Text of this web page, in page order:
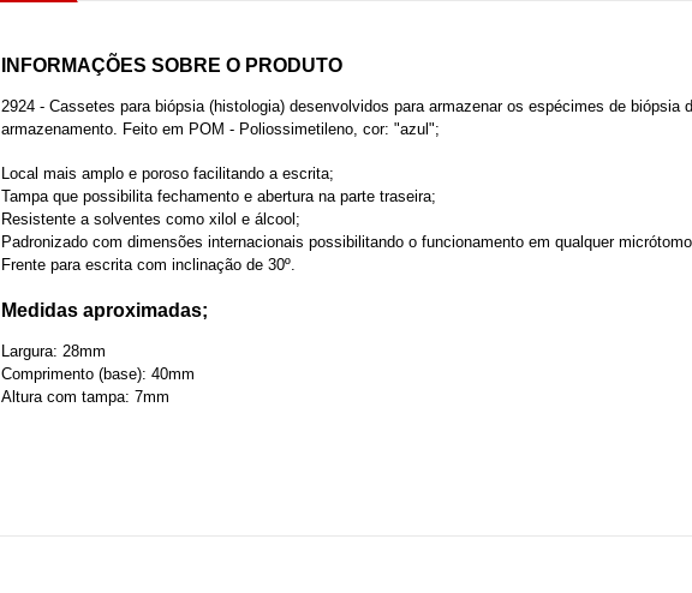
INFORMAÇÕES SOBRE O PRODUTO
2924 - Cassetes para biópsia (histologia) desenvolvidos para armazenar os espécimes de biópsia
armazenamento. Feito em POM - Poliossimetileno, cor: "azul";
Local mais amplo e poroso facilitando a escrita;
Tampa que possibilita fechamento e abertura na parte traseira;
Resistente a solventes como xilol e álcool;
Padronizado com dimensões internacionais possibilitando o funcionamento em qualquer
Frente para escrita com inclinação de 30º.
Medidas aproximadas;
Largura: 28mm
Comprimento (base): 40mm
Altura com tampa: 7mm